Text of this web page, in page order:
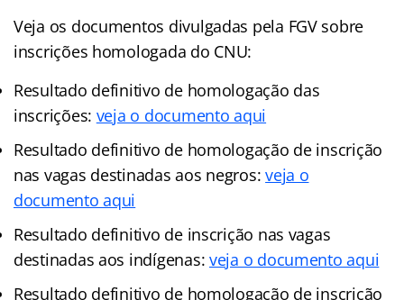
Veja os documentos divulgadas pela FGV sobre
inscrições homologada do CNU:
Resultado definitivo de homologação das
inscrições: veja o documento aqui
Resultado definitivo de homologação de inscrição
nas vagas destinadas aos negros:veja o
documento aqui
Resultado definitivo de inscrição nas vagas
destinadas aos indígenas: veja o documento aqui
Resultado definitivo de homologação de inscrição